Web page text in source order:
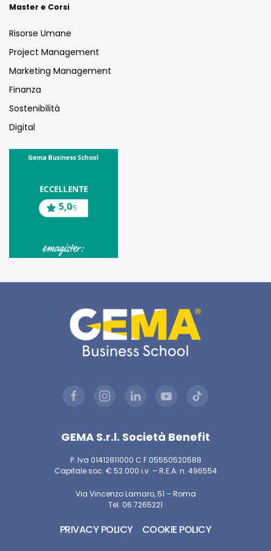
Master e Corsi
Risorse Umane
Project Management
Marketing Management
Finanza
Sostenibilità
Digital
GEMA S.r.l. Società Benefit
P. Iva 01412811000 C.F.05550520588
Capitale soc. € 52.000 i.v. – R.E.A. n. 496554
Via Vincenzo Lamaro, 51 – Roma
Tel. 06.7265221
PRIVACY POLICY COOKIE POLICY